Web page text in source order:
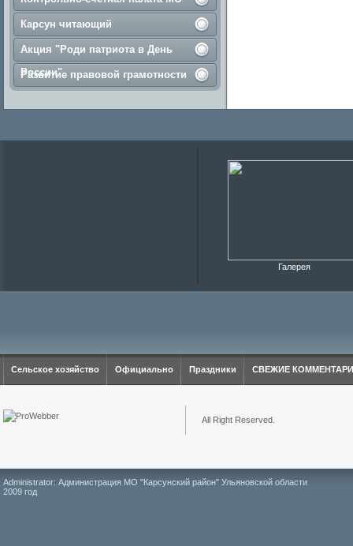
Карсун читающий
Акция "Роди патриота в День
России"
Развитие правовой грамотности
Галерея
Сельское хозяйство Официально Праздники СВЕЖИЕ
All Right Reserved.
Administrator: Администрация МО "Карсунский район" Ульяновской области
2009 год